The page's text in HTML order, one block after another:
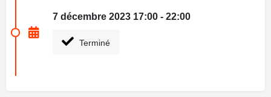
7 décembre 2023 17:00 - 22:00
Terminé